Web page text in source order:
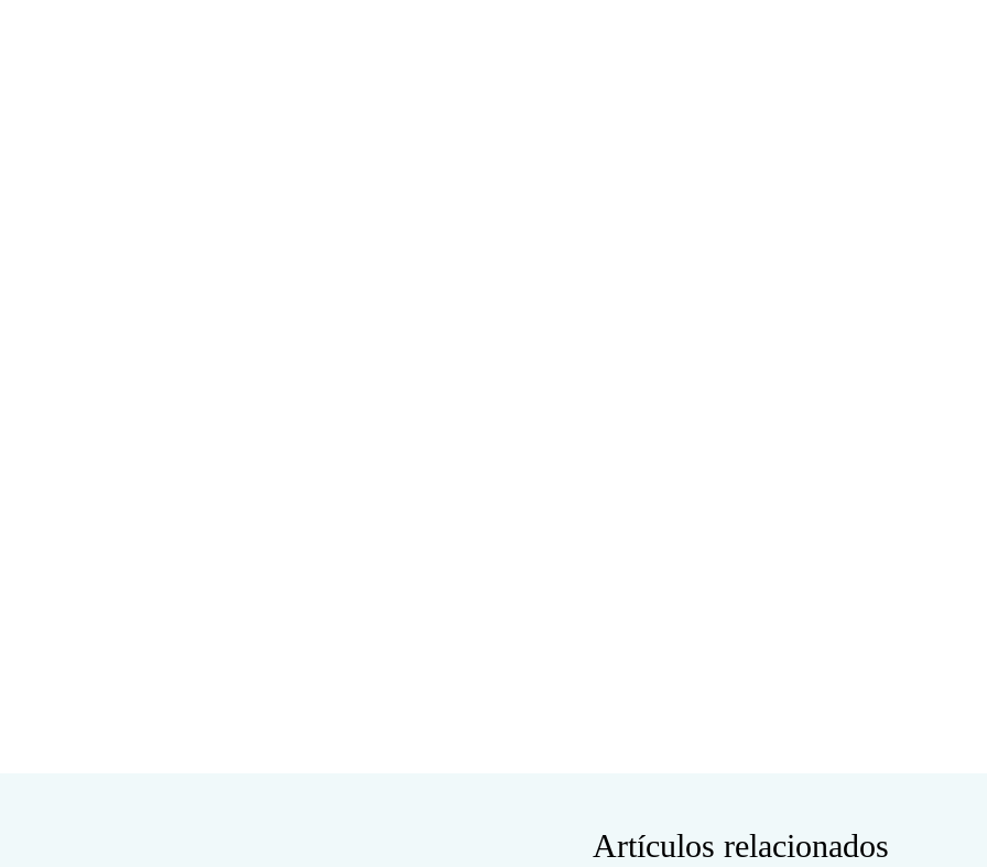
Artículos relacionados